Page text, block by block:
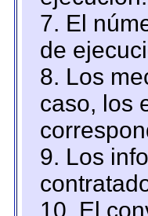
7. El
de
8. Los
caso, los
9. Los
10. El